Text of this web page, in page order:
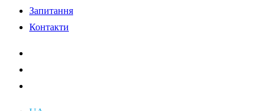
Запитання
Контакти